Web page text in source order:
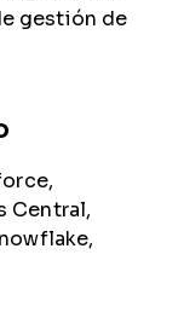
gestión de
Central,